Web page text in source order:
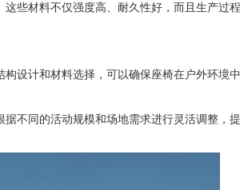
些材料不仅强度高、耐久性好，而且生产过
设计和材料选择，可以确保座椅在户外环境
不同的活动规模和场地需求进行灵活调整，